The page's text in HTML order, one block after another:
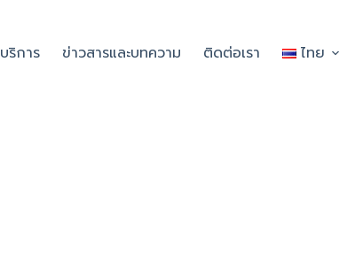
บริการ ข่าวสารและบทความ ติดต่อเรา ไทย